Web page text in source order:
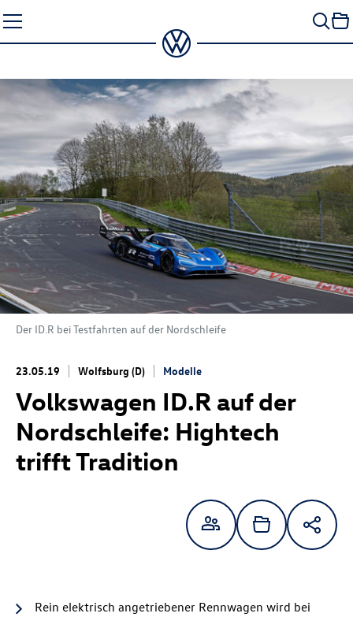
Seiteninhalt
springen
Der ID.R bei Testfahrten auf der Nordschleife
23.05.19 Wolfsburg (D) Modelle
Volkswagen ID.R auf der
Nordschleife: Hightech
trifft Tradition
Rein elektrisch angetriebener Rennwagen wird bei